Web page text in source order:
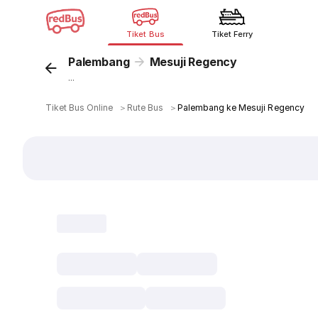
Tiket Bus Tiket Ferry
Palembang Mesuji Regency
...
Tiket Bus Online ＞ Rute Bus ＞Palembang ke Mesuji Regency